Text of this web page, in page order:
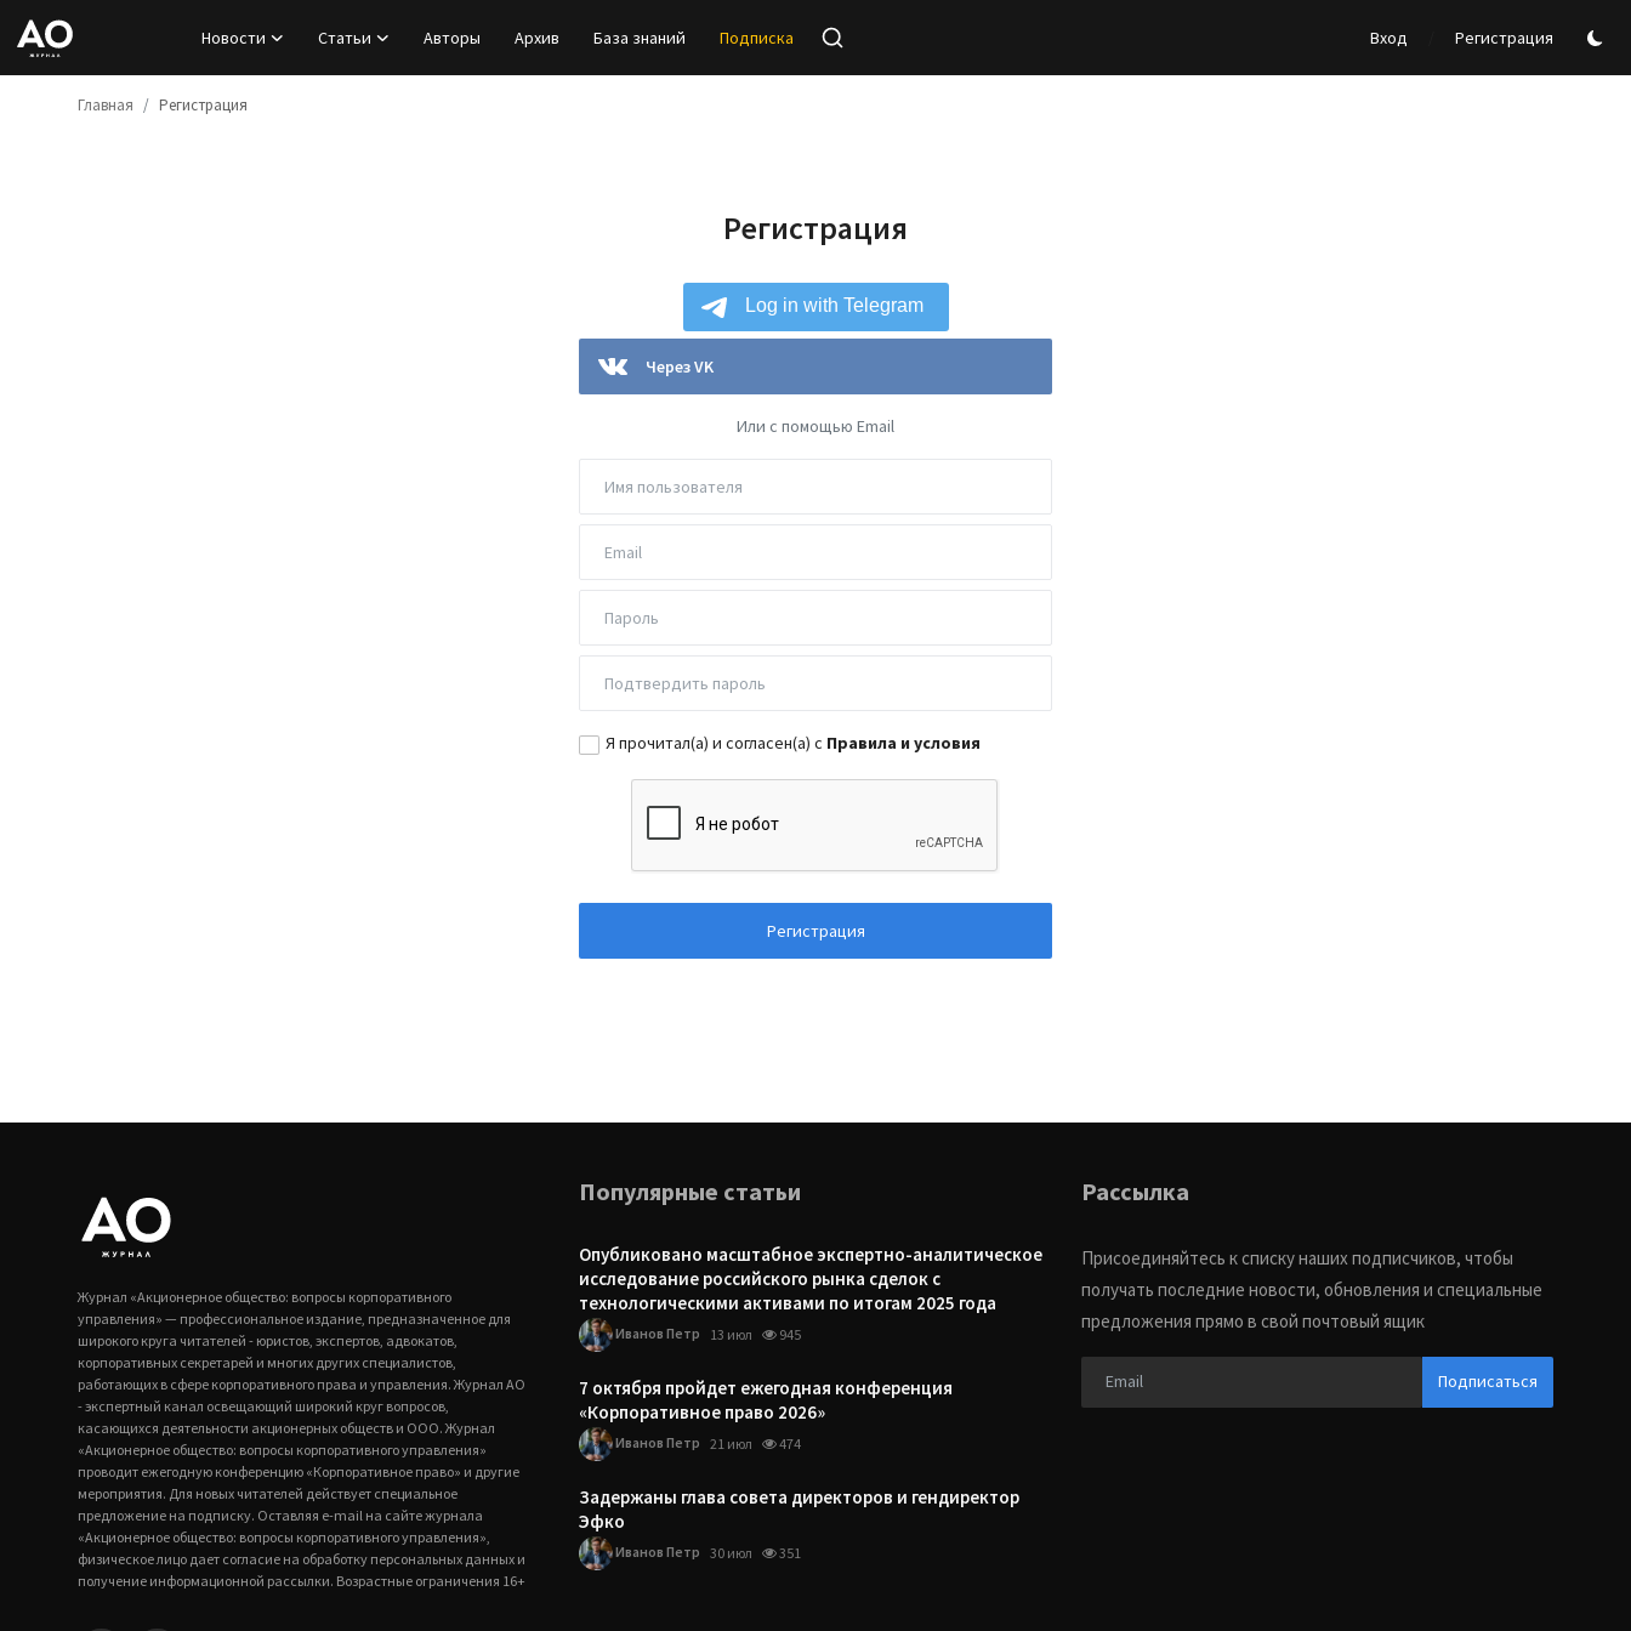
Новости Статьи Авторы Архив База знаний Подписка Вход Регистрация
Главная Регистрация
Регистрация
Через VK
Или с помощью Email
Я прочитал(а) и согласен(а) с Правила и условия
Регистрация
Журнал «Акционерное общество: вопросы корпоративного
управления» — профессиональное издание, предназначенное для
широкого круга читателей - юристов, экспертов, адвокатов,
корпоративных секретарей и многих других специалистов,
работающих в сфере корпоративного права и управления. Журнал АО
- экспертный канал освещающий широкий круг вопросов,
касающихся деятельности акционерных обществ и ООО. Журнал
«Акционерное общество: вопросы корпоративного управления»
проводит ежегодную конференцию «Корпоративное право» и другие
мероприятия. Для новых читателей действует специальное
предложение на подписку. Оставляя e-mail на сайте журнала
«Акционерное общество: вопросы корпоративного управления»,
физическое лицо дает согласие на обработку персональных данных и
получение информационной рассылки. Возрастные ограничения 16+
Популярные статьи
Опубликовано масштабное экспертно-аналитическое
исследование российского рынка сделок с
технологическими активами по итогам 2025 года
Иванов Петр 13 июл 945
7 октября пройдет ежегодная конференция
«Корпоративное право 2026»
Иванов Петр 21 июл 474
Задержаны глава совета директоров и гендиректор
Эфко
Иванов Петр 30 июл 351
Рассылка
Присоединяйтесь к списку наших подписчиков, чтобы
получать последние новости, обновления и специальные
предложения прямо в свой почтовый ящик
Подписаться